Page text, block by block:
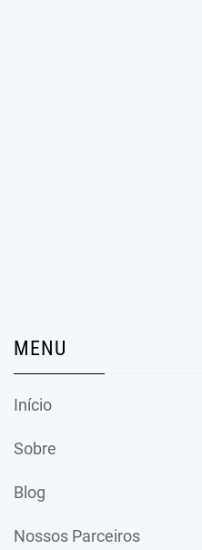
MENU
Início
Sobre
Blog
Nossos Parceiros